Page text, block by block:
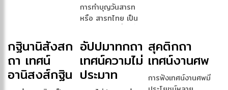
การทำบุญวันสารท
หรือ สารทไทย เป็น
เพ […]
กฐินานิสังสก
ถา เทศน์
อานิสงส์กฐิน
อัปปมาทกถา
เทศน์ความไม่
ประมาท
สุคติกถา
เทศน์งานศพ
การฟังเทศน์งานศพมี